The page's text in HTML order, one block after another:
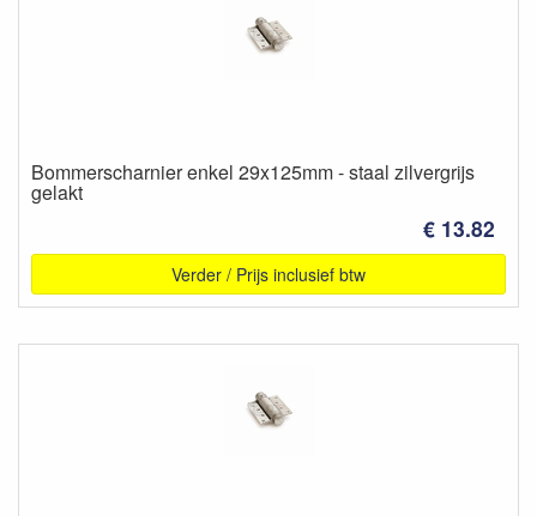
Bommerscharnier enkel 29x125mm - staal zilvergrijs
gelakt
€ 13.82
Verder / Prijs inclusief btw